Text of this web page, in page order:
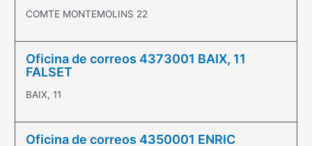
COMTE MONTEMOLINS 22
Oficina de correos 4373001 BAIX, 11
FALSET
BAIX, 11
Oficina de correos 4350001 ENRIC